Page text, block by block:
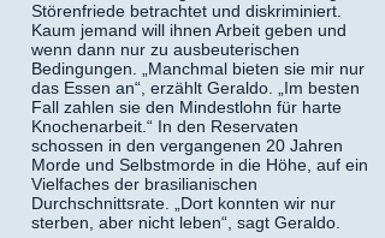
Störenfriede betrachtet und diskriminiert.
Kaum jemand will ihnen Arbeit geben und
wenn dann nur zu ausbeuterischen
Bedingungen. „Manchmal bieten sie mir nur
das Essen an“, erzählt Geraldo. „Im besten
Fall zahlen sie den Mindestlohn für harte
Knochenarbeit.“ In den Reservaten
schossen in den vergangenen 20 Jahren
Morde und Selbstmorde in die Höhe, auf ein
Vielfaches der brasilianischen
Durchschnittsrate. „Dort konnten wir nur
sterben, aber nicht leben“, sagt Geraldo.